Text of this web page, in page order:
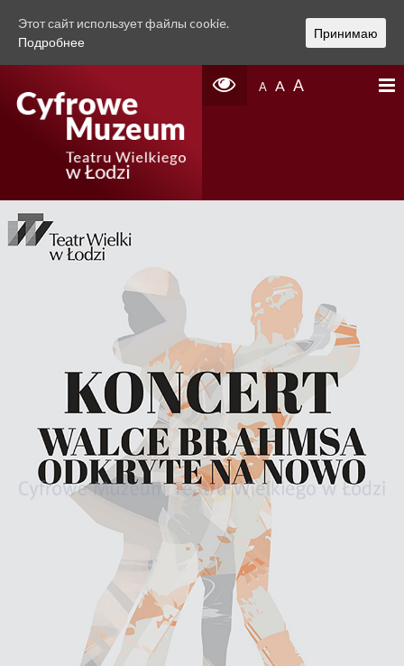
A A A
Этот сайт использует файлы cookie.
Подробнее
Принимаю